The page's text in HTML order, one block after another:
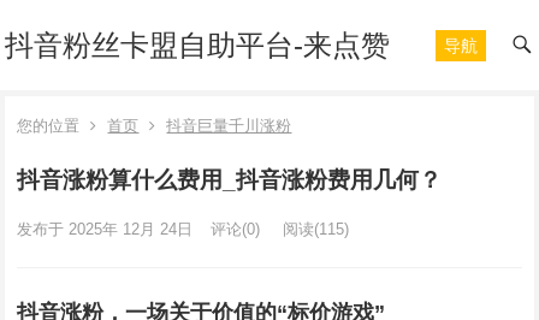
抖音粉丝卡盟自助平台-来点赞 导航
您的位置 首页 抖音巨量千川涨粉
抖音涨粉算什么费用_抖音涨粉费用几何？
发布于 2025年 12月 24日 评论(0) 阅读(115)
抖音涨粉，一场关于价值的“标价游戏”